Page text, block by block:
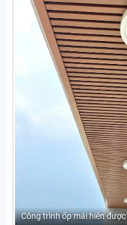
Công trình ốp mái hiên